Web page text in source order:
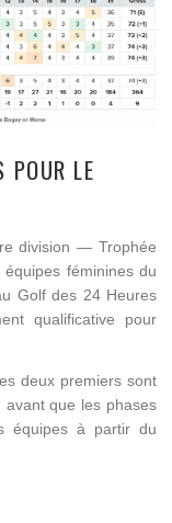
POUR LE
division — Trophée
féminines du
Golf des 24 Heures
qualificative pour
deux premiers sont
avant que les phases
équipes à partir du